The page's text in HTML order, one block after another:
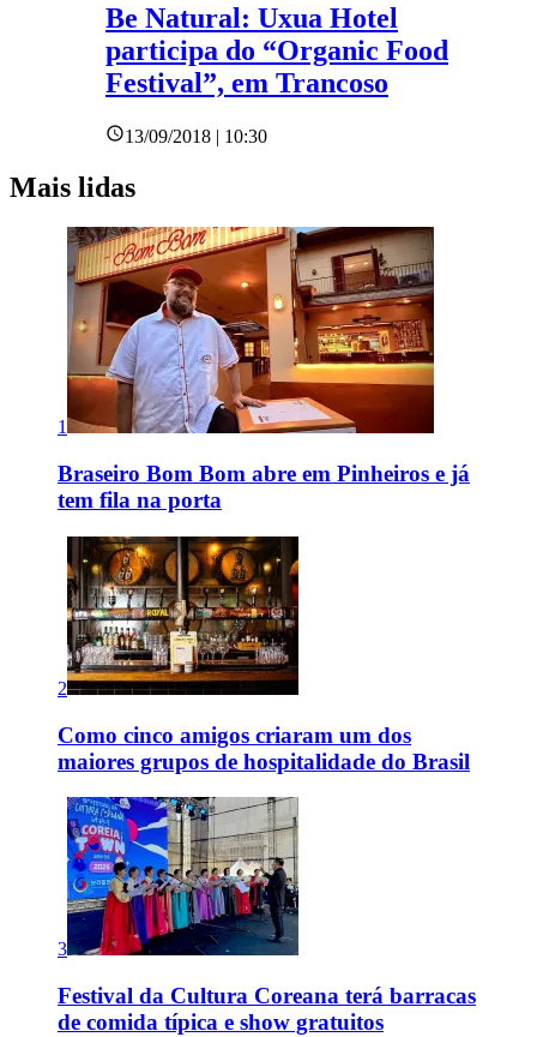
Be Natural: Uxua Hotel
participa do “Organic Food
Festival”, em Trancoso
13/09/2018 | 10:30
Mais lidas
1
Braseiro Bom Bom abre em Pinheiros e já
tem fila na porta
2
Como cinco amigos criaram um dos
maiores grupos de hospitalidade do Brasil
3
Festival da Cultura Coreana terá barracas
de comida típica e show gratuitos